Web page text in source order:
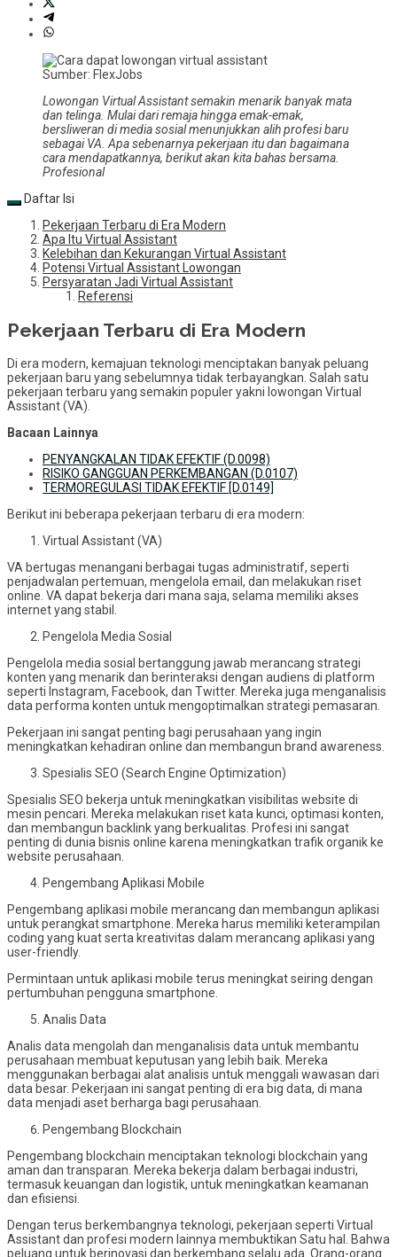
Sumber: FlexJobs
Lowongan Virtual Assistant semakin menarik banyak mata
dan telinga. Mulai dari remaja hingga emak-emak,
bersliweran di media sosial menunjukkan alih profesi baru
sebagai VA. Apa sebenarnya pekerjaan itu dan bagaimana
cara mendapatkannya, berikut akan kita bahas bersama.
Profesional
Daftar Isi
Pekerjaan Terbaru di Era Modern
Apa Itu Virtual Assistant
Kelebihan dan Kekurangan Virtual Assistant
Potensi Virtual Assistant Lowongan
Persyaratan Jadi Virtual Assistant
Referensi
Pekerjaan Terbaru di Era Modern
Di era modern, kemajuan teknologi menciptakan banyak peluang
pekerjaan baru yang sebelumnya tidak terbayangkan. Salah satu
pekerjaan terbaru yang semakin populer yakni lowongan Virtual
Assistant (VA).
Bacaan Lainnya
PENYANGKALAN TIDAK EFEKTIF (D.0098)
RISIKO GANGGUAN PERKEMBANGAN (D.0107)
TERMOREGULASI TIDAK EFEKTIF [D.0149]
Berikut ini beberapa pekerjaan terbaru di era modern:
Virtual Assistant (VA)
VA bertugas menangani berbagai tugas administratif, seperti
penjadwalan pertemuan, mengelola email, dan melakukan riset
online. VA dapat bekerja dari mana saja, selama memiliki akses
internet yang stabil.
Pengelola Media Sosial
Pengelola media sosial bertanggung jawab merancang strategi
konten yang menarik dan berinteraksi dengan audiens di platform
seperti Instagram, Facebook, dan Twitter. Mereka juga menganalisis
data performa konten untuk mengoptimalkan strategi pemasaran.
Pekerjaan ini sangat penting bagi perusahaan yang ingin
meningkatkan kehadiran online dan membangun brand awareness.
Spesialis SEO (Search Engine Optimization)
Spesialis SEO bekerja untuk meningkatkan visibilitas website di
mesin pencari. Mereka melakukan riset kata kunci, optimasi konten,
dan membangun backlink yang berkualitas. Profesi ini sangat
penting di dunia bisnis online karena meningkatkan trafik organik ke
website perusahaan.
Pengembang Aplikasi Mobile
Pengembang aplikasi mobile merancang dan membangun aplikasi
untuk perangkat smartphone. Mereka harus memiliki keterampilan
coding yang kuat serta kreativitas dalam merancang aplikasi yang
user-friendly.
Permintaan untuk aplikasi mobile terus meningkat seiring dengan
pertumbuhan pengguna smartphone.
Analis Data
Analis data mengolah dan menganalisis data untuk membantu
perusahaan membuat keputusan yang lebih baik. Mereka
menggunakan berbagai alat analisis untuk menggali wawasan dari
data besar. Pekerjaan ini sangat penting di era big data, di mana
data menjadi aset berharga bagi perusahaan.
Pengembang Blockchain
Pengembang blockchain menciptakan teknologi blockchain yang
aman dan transparan. Mereka bekerja dalam berbagai industri,
termasuk keuangan dan logistik, untuk meningkatkan keamanan
dan efisiensi.
Dengan terus berkembangnya teknologi, pekerjaan seperti Virtual
Assistant dan profesi modern lainnya membuktikan Satu hal. Bahwa
peluang untuk berinovasi dan berkembang selalu ada. Orang-orang